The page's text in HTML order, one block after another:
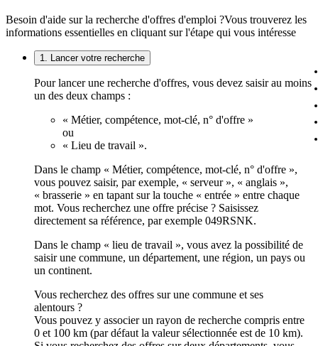
Besoin d'aide sur la recherche d'offres d'emploi ?Vous trouverez les
informations essentielles en cliquant sur l'étape qui vous intéresse
1. Lancer votre recherche
Pour lancer une recherche d'offres, vous devez saisir au moins
un des deux champs :
« Métier, compétence, mot-clé, n° d'offre »
ou
« Lieu de travail ».
Dans le champ « Métier, compétence, mot-clé, n° d'offre »,
vous pouvez saisir, par exemple, « serveur », « anglais »,
« brasserie » en tapant sur la touche « entrée » entre chaque
mot. Vous recherchez une offre précise ? Saisissez
directement sa référence, par exemple 049RSNK.
Dans le champ « lieu de travail », vous avez la possibilité de
saisir une commune, un département, une région, un pays ou
un continent.
Vous recherchez des offres sur une commune et ses
alentours ?
Vous pouvez y associer un rayon de recherche compris entre
0 et 100 km (par défaut la valeur sélectionnée est de 10 km).